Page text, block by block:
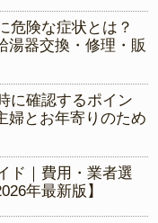
危険な症状とは？
湯器交換・修理・販
に確認するポイン
婦とお年寄りのため
ド｜費用・業者選
年最新版】